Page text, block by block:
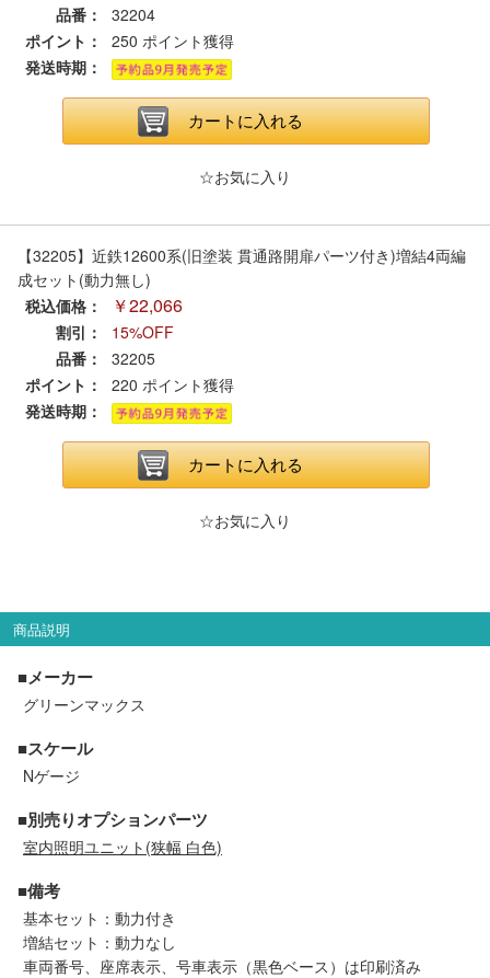
走行エリア別 鉄道模型車両リスト
北海道・東北 関東
関西
中国・四国 九州・沖縄
お役立ち情報
鉄道模型の情報
メルマガ登録 LINEお友達登録
ヘルプページ
お問い合せ
ログイン/マイページ
お気に入りリスト
新規会員登録
会員ランクについて
品番：
32204
ポイント：
250 ポイント獲得
発送時期：
カートに入れる
☆お気に入り
【32205】近鉄12600系(旧塗装 貫通路開扉パーツ付き)増結4両編
成セット(動力無し)
税込価格：
￥22,066
割引：
15%OFF
品番：
32205
ポイント：
220 ポイント獲得
発送時期：
カートに入れる
☆お気に入り
商品説明
■メーカー
グリーンマックス
■スケール
Nゲージ
■別売りオプションパーツ
室内照明ユニット(狭幅 白色)
■備考
基本セット：動力付き
増結セット：動力なし
車両番号、座席表示、号車表示（黒色ベース）は印刷済み